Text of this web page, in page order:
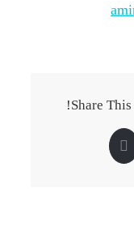
Share
Pinterest